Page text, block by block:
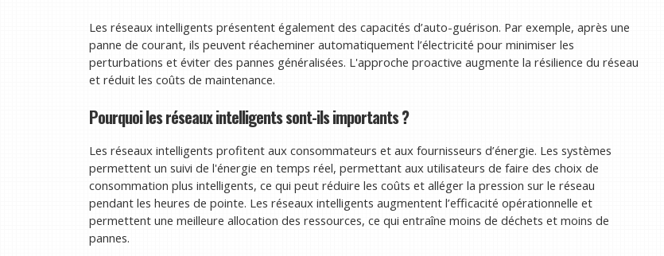
Les réseaux intelligents présentent également des capacités d’auto-guérison. Par exemple, après une
panne de courant, ils peuvent réacheminer automatiquement l’électricité pour minimiser les
perturbations et éviter des pannes généralisées. L'approche proactive augmente la résilience du réseau
et réduit les coûts de maintenance.
Pourquoi les réseaux intelligents sont-ils importants ?
Les réseaux intelligents profitent aux consommateurs et aux fournisseurs d’énergie. Les systèmes
permettent un suivi de l'énergie en temps réel, permettant aux utilisateurs de faire des choix de
consommation plus intelligents, ce qui peut réduire les coûts et alléger la pression sur le réseau
pendant les heures de pointe. Les réseaux intelligents augmentent l’efficacité opérationnelle et
permettent une meilleure allocation des ressources, ce qui entraîne moins de déchets et moins de
pannes.